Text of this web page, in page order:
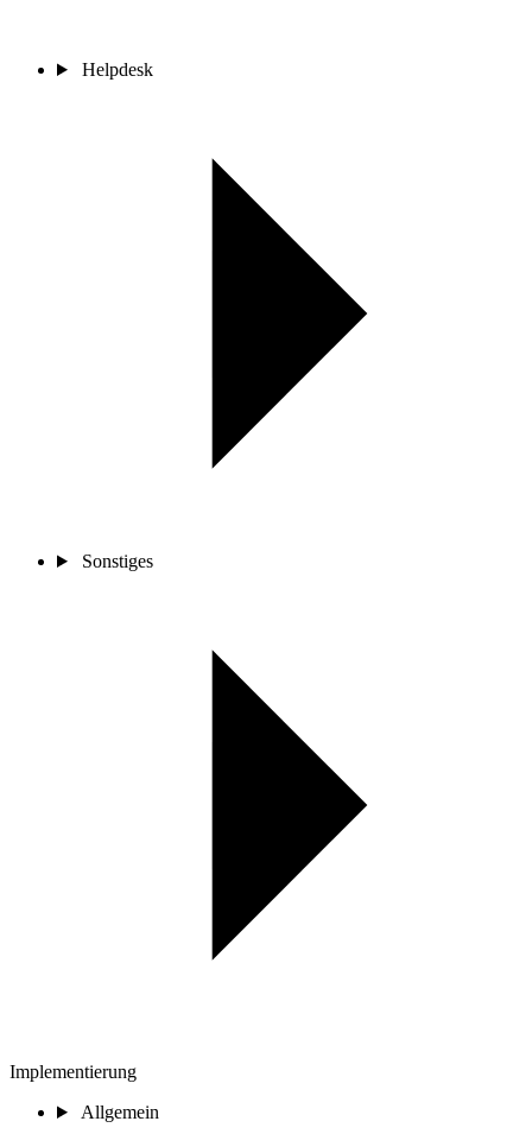
Helpdesk
Sonstiges
Implementierung
Allgemein